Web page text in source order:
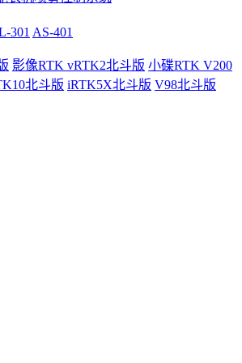
301 AS-401
影像RTK vRTK2北斗版 小碟RTK V200
北斗版 iRTK5X北斗版 V98北斗版